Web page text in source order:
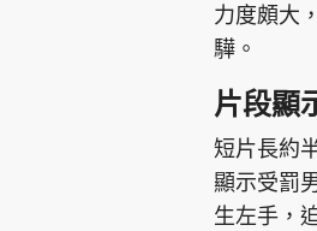
Oh!爸媽
力度頗大
驊。
片段顯
短片長約
顯示受罰
生左手，